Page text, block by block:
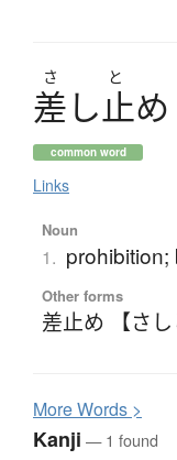
さ と
差し止め
common word
Links
Noun
1.
Other forms
差止め 【さし
MoreWords >
Kanji — 1 found